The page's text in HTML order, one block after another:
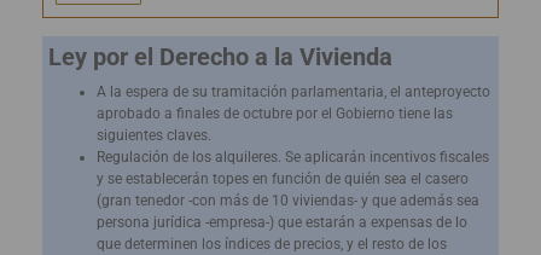
Ley por el Derecho a la Vivienda
A la espera de su tramitación parlamentaria, el anteproyecto
aprobado a finales de octubre por el Gobierno tiene las
siguientes claves.
Regulación de los alquileres. Se aplicarán incentivos fiscales
y se establecerán topes en función de quién sea el casero
(gran tenedor -con más de 10 viviendas- y que además sea
persona jurídica -empresa-) que estarán a expensas de lo
que determinen los índices de precios, y el resto de los